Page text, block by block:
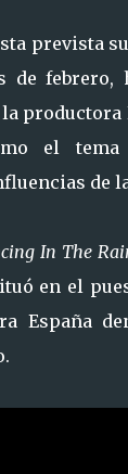
prevista
de febrero,
productora
el tema
de
In The
en el
España